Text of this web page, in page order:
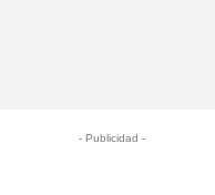
- Publicidad -